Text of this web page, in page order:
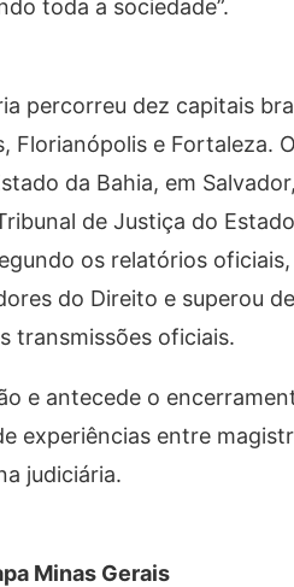
toda a sociedade”.
percorreu dez capitais
Florianópolis e Fortaleza.
da Bahia, em
de Justiça do
os relatórios
do Direito e superou
transmissões oficiais.
e antecede o
experiências entre
judiciária.
Minas Gerais